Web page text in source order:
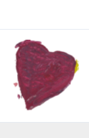
springen